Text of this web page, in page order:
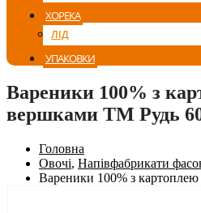
ХОРЕКА
ЛІД
УПАКОВКИ
Вареники 100% з
вершками ТМ Рудь
Головна
Овочі, Напівфабрикати
Вареники 100% з